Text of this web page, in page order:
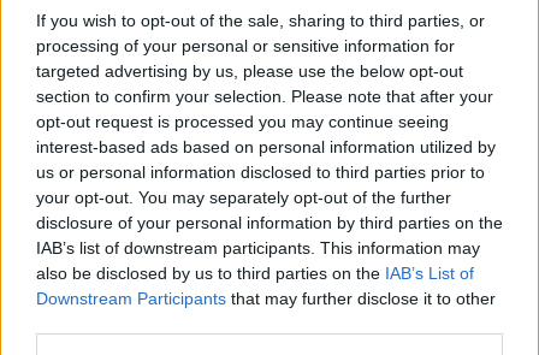
If you wish to opt-out of the sale, sharing to third parties, or
processing of your personal or sensitive information for
targeted advertising by us, please use the below opt-out
section to confirm your selection. Please note that after your
opt-out request is processed you may continue seeing
interest-based ads based on personal information utilized by
us or personal information disclosed to third parties prior to
your opt-out. You may separately opt-out of the further
disclosure of your personal information by third parties on the
IAB’s list of downstream participants. This information may
also be disclosed by us to third parties on the IAB’s List of
Downstream Participants that may further disclose it to other
Lista Pd, ecco chi si candida con Brogi
25 Aprile, la Lega critica le cerimonie
Chianni ha ben due siti simili a Stonehenge?
Apre lo sportello contro il sovraindebitamento
"Contattateci, noi siamo qui"
"Sèfattotrenta" 30 anni di TeatroInBìLiKo